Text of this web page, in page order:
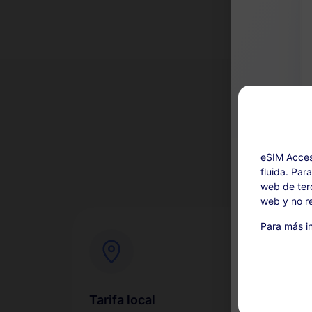
Tarifa local
Este
para un
Durante
eSIM
fluida.
web de
web y no
Para más